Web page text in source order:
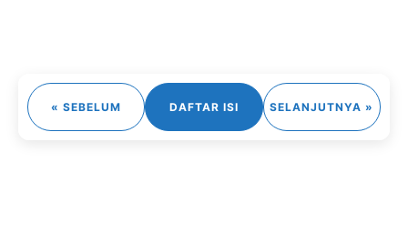
« SEBELUM DAFTAR ISI SELANJUTNYA »